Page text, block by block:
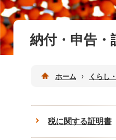
納付・申告・
ホーム › くらし
税に関する証明書